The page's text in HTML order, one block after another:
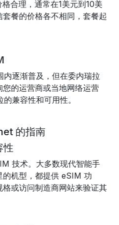
合理，通常在1美元到10美
餐的价格各不相同，套餐起
逐渐普及，但在委内瑞拉
的运营商或当地网络运营
兼容性和可用性。
的指南
性
技术。大多数现代智能手
的机型，都提供 eSIM 功
或访问制造商网站来验证其